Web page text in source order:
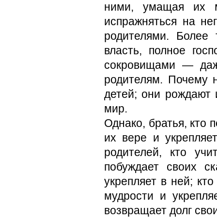
ними, умащая их
испражняться на
родителями.
власть, полное
сокровищами —
родителям. Почему
детей; они рождают
мир.
Однако, братья, кто
их вере и
родителей, кто
побуждает своих
укрепляет в ней;
мудрости и
возвращает долг